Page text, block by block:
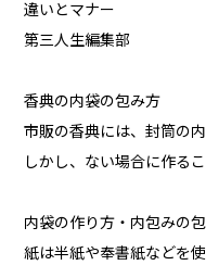
違いとマナー
第三人生編集部
香典の内袋の包み方
市販の香典には、封筒の
しかし、ない場合に作る
内袋の作り方・内包みの
紙は半紙や奉書紙などを使